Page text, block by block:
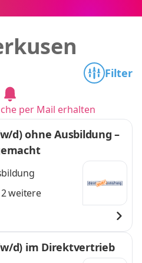
Filter
per Mail erhalten
d) ohne Ausbildung –
weitere
d) im Direktvertrieb